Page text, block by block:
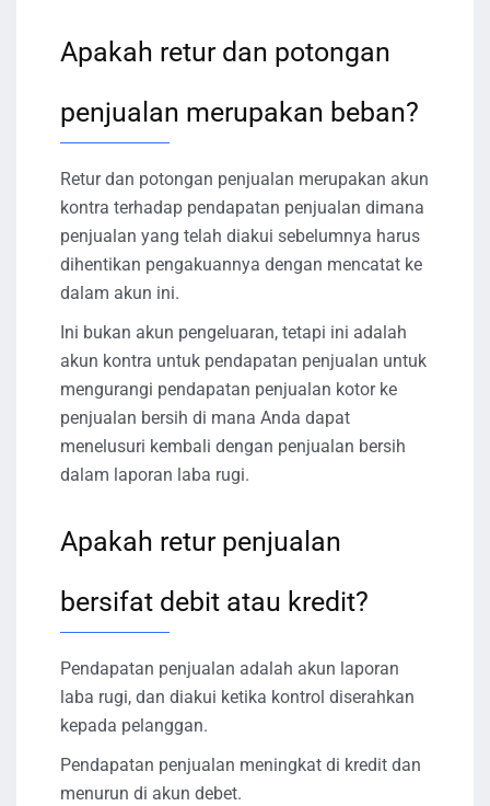
Apakah retur dan potongan
penjualan merupakan beban?
Retur dan potongan penjualan merupakan akun
kontra terhadap pendapatan penjualan dimana
penjualan yang telah diakui sebelumnya harus
dihentikan pengakuannya dengan mencatat ke
dalam akun ini.
Ini bukan akun pengeluaran, tetapi ini adalah
akun kontra untuk pendapatan penjualan untuk
mengurangi pendapatan penjualan kotor ke
penjualan bersih di mana Anda dapat
menelusuri kembali dengan penjualan bersih
dalam laporan laba rugi.
Apakah retur penjualan
bersifat debit atau kredit?
Pendapatan penjualan adalah akun laporan
laba rugi, dan diakui ketika kontrol diserahkan
kepada pelanggan.
Pendapatan penjualan meningkat di kredit dan
menurun di akun debet.